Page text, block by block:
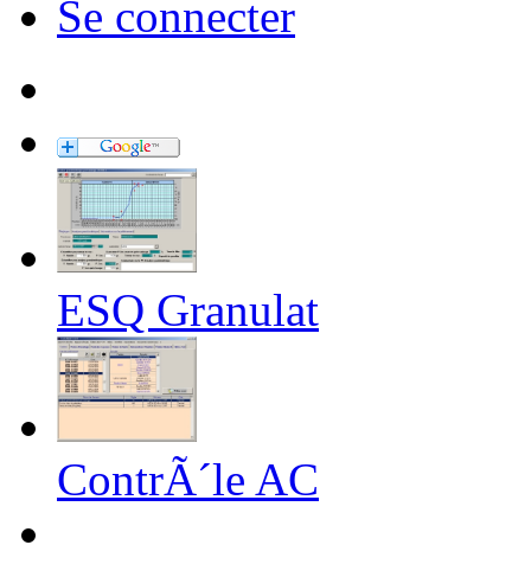
Se connecter
ESQ Granulat
ContrÃ´le AC